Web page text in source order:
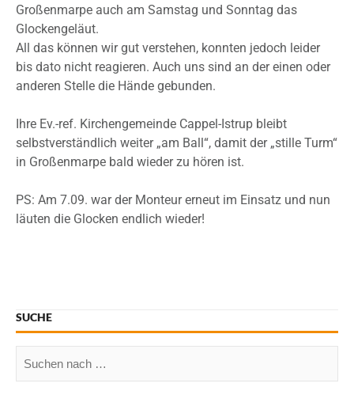
Großenmarpe auch am Samstag und Sonntag das
Glockengeläut.
All das können wir gut verstehen, konnten jedoch leider
bis dato nicht reagieren. Auch uns sind an der einen oder
anderen Stelle die Hände gebunden.
Ihre Ev.-ref. Kirchengemeinde Cappel-Istrup bleibt
selbstverständlich weiter „am Ball“, damit der „stille Turm“
in Großenmarpe bald wieder zu hören ist.
PS: Am 7.09. war der Monteur erneut im Einsatz und nun
läuten die Glocken endlich wieder!
SUCHE